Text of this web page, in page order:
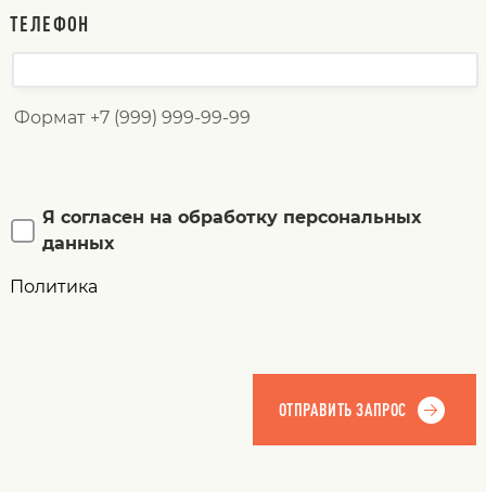
ТЕЛЕФОН
Формат +7 (999) 999-99-99
Я согласен на обработку персональных
данных
Политика